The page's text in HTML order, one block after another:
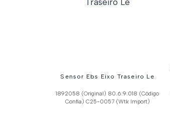
Sensor Ebs Eixo Traseiro Le
1892058 (Original) 80.6.9.018 (Código
Confia) C25-0057 (Wtk Import)